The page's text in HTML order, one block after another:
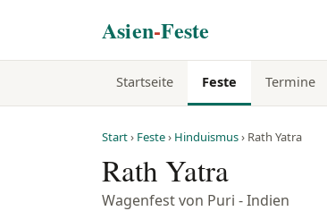
Asien-Feste
Startseite Feste Termine
Start› Feste› Hinduismus› Rath Yatra
Rath Yatra
Wagenfest von Puri - Indien